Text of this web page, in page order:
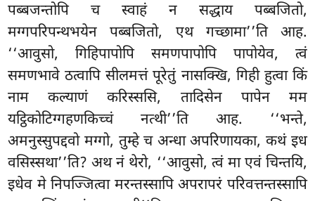
पब्बजन्तोपि च स्वाहं न सद्धाय पब्बजितो,
मग्गपरिपन्थभयेन पब्बजितो, एथ गच्छामा’’ति आह.
‘‘आवुसो, गिहिपापोपि समणपापोपि पापोयेव, त्वं
समणभावे ठत्वापि सीलमत्तं पूरेतुं नासक्खि, गिही हुत्वा किं
नाम कल्याणं करिस्ससि, तादिसेन पापेन मम
यट्ठिकोटिग्गहणकिच्चं नत्थी’’ति आह. ‘‘भन्ते,
अमनुस्सुपद्दवो मग्गो, तुम्हे च अन्धा अपरिणायका, कथं इध
वसिस्सथा’’ति? अथ नं थेरो, ‘‘आवुसो, त्वं मा एवं चिन्तयि,
इधेव मे निपज्जित्वा मरन्तस्सापि अपरापरं परिवत्तन्तस्सापि